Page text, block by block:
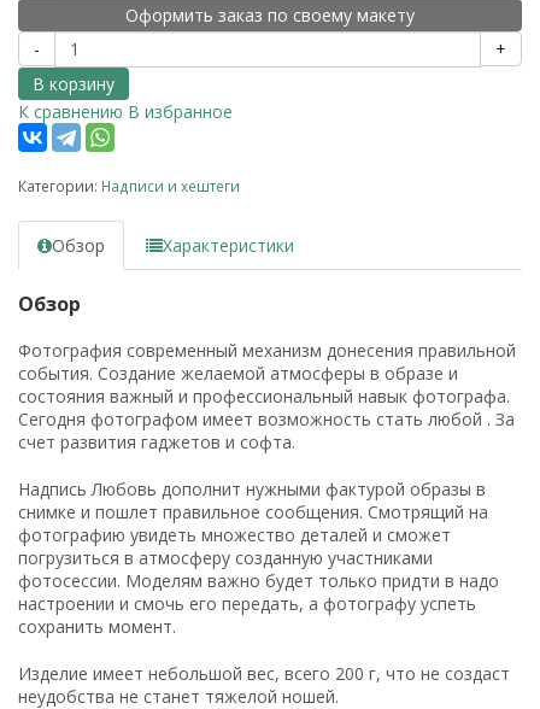
Оформить заказ по своему макету
-
+
В корзину
К сравнению В избранное
Категории: Надписи и хештеги
Обзор Характеристики
Обзор
Фотография современный механизм донесения правильной
события. Создание желаемой атмосферы в образе и
состояния важный и профессиональный навык фотографа.
Сегодня фотографом имеет возможность стать любой . За
счет развития гаджетов и софта.
Надпись Любовь дополнит нужными фактурой образы в
снимке и пошлет правильное сообщения. Смотрящий на
фотографию увидеть множество деталей и сможет
погрузиться в атмосферу созданную участниками
фотосессии. Моделям важно будет только придти в надо
настроении и смочь его передать, а фотографу успеть
сохранить момент.
Изделие имеет небольшой вес, всего 200 г, что не создаст
неудобства не станет тяжелой ношей.